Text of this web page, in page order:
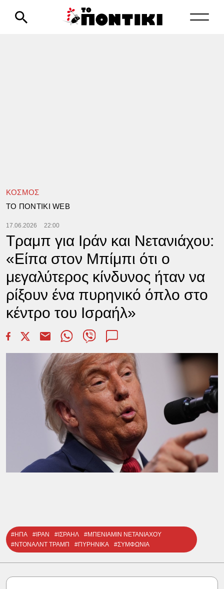
ΚΟΣΜΟΣ
TΟ ΠΟΝΤΙΚΙ WEB
17.06.2026 22:00
Τραμπ για Ιράν και Νετανιάχου:
«Είπα στον Μπίμπι ότι ο
μεγαλύτερος κίνδυνος ήταν να
ρίξουν ένα πυρηνικό όπλο στο
κέντρο του Ισραήλ»
#ΗΠΑ #ΙΡΑΝ #ΙΣΡΑΗΛ
#ΜΠΕΝΙΑΜΙΝ ΝΕΤΑΝΙΑΧΟΥ
#ΝΤΟΝΑΛΝΤ ΤΡΑΜΠ
#ΠΥΡΗΝΙΚΑ #ΣΥΜΦΩΝΙΑ